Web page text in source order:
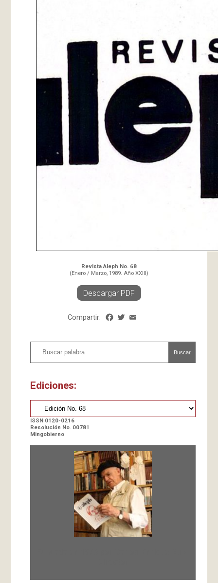
Revista Aleph No. 68
(Enero / Marzo, 1989. Año XXIII)
Descargar PDF
Compartir: Facebook
Twitter
Buscar
Ediciones:
ISSN 0120-0216
Resolución No. 00781
Mingobierno